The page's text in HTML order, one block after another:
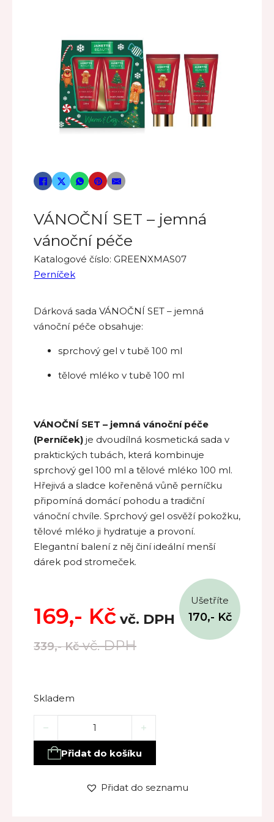
VÁNOČNÍ SET – jemná
vánoční péče
Katalogové číslo: GREENXMAS07
Perníček
Dárková sada VÁNOČNÍ SET – jemná
vánoční péče obsahuje:
sprchový gel v tubě 100 ml
tělové mléko v tubě 100 ml
VÁNOČNÍ SET – jemná vánoční péče
(Perníček) je dvoudílná kosmetická sada v
praktických tubách, která kombinuje
sprchový gel 100 ml a tělové mléko 100 ml.
Hřejivá a sladce kořeněná vůně perníčku
připomíná domácí pohodu a tradiční
vánoční chvíle. Sprchový gel osvěží pokožku,
tělové mléko ji hydratuje a provoní.
Elegantní balení z něj činí ideální menší
dárek pod stromeček.
169,- Kč vč. DPH
339,-Kčvč. DPH
Ušetříte
170,- Kč
Skladem
VÁNOČNÍ SET – jemná vánoční péče množství
Přidat do košíku
Přidat do seznamu